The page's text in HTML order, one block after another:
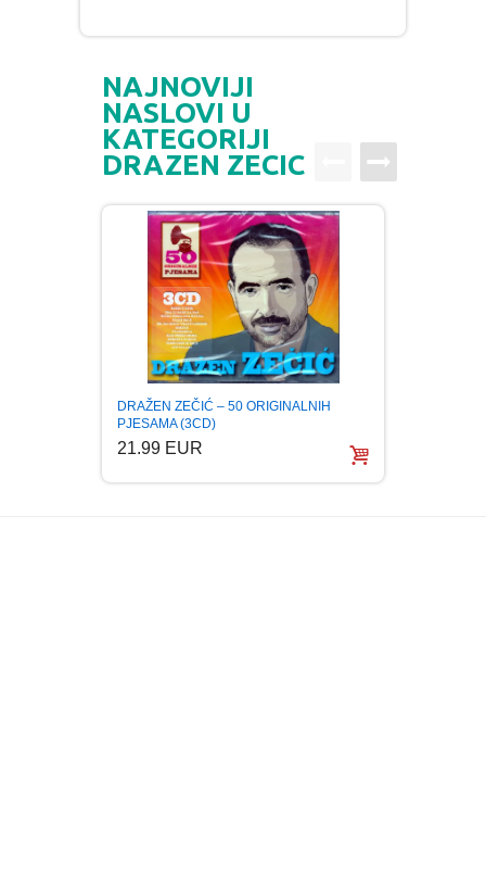
NAJNOVIJI
NASLOVI U
KATEGORIJI
DRAZEN ZECIC
DRAŽEN ZEČIĆ – 50 ORIGINALNIH
PJESAMA (3CD)
21.99 EUR